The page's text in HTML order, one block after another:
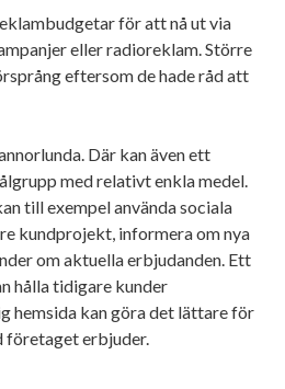
för att nå ut via
eller radioreklam. Större
eftersom de hade råd att
Där kan även ett
med relativt enkla medel.
till exempel använda sociala
kundprojekt, informera om nya
om aktuella erbjudanden. Ett
hålla tidigare kunder
hemsida kan göra det lättare för
företaget erbjuder.